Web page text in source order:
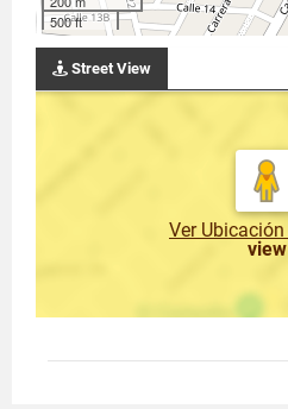
500 ft
Street View
Ver Ubicación
view